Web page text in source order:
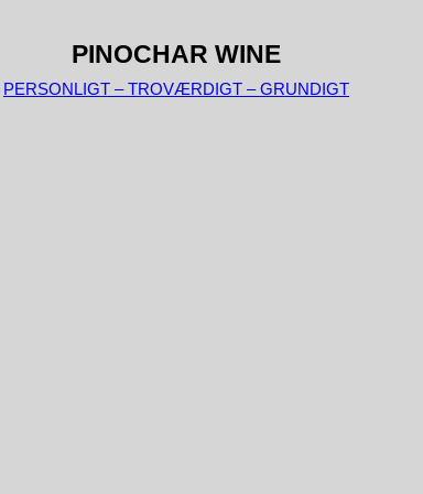
PINOCHAR WINE
PERSONLIGT – TROVÆRDIGT – GRUNDIGT